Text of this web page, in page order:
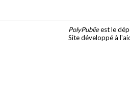
PolyPublieest le
Site développé à